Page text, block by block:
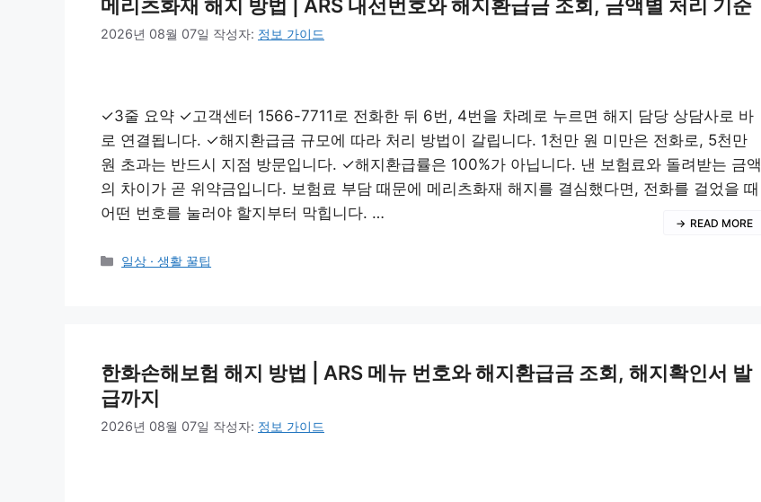
메리츠화재 해지 방법 | ARS 내선번호와 해지환급금 조회, 금액별 처리 기준
2026년 08월 07일 작성자: 정보 가이드
✓3줄 요약 ✓고객센터 1566-7711로 전화한 뒤 6번, 4번을 차례로 누르면 해지 담당 상담사로 바
로 연결됩니다. ✓해지환급금 규모에 따라 처리 방법이 갈립니다. 1천만 원 미만은 전화로, 5천만
원 초과는 반드시 지점 방문입니다. ✓해지환급률은 100%가 아닙니다. 낸 보험료와 돌려받는 금액
의 차이가 곧 위약금입니다. 보험료 부담 때문에 메리츠화재 해지를 결심했다면, 전화를 걸었을 때
어떤 번호를 눌러야 할지부터 막힙니다. …
READ MORE
카
일상 · 생활 꿀팁
한화손해보험 해지 방법 | ARS 메뉴 번호와 해지환급금 조회, 해지확인서 발
급까지
2026년 08월 07일 작성자: 정보 가이드